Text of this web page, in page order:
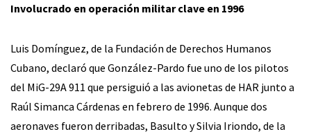
Involucrado en operación militar clave en 1996
Luis Domínguez, de la Fundación de Derechos Humanos
Cubano, declaró que González-Pardo fue uno de los pilotos
del MiG-29A 911 que persiguió a las avionetas de HAR junto a
Raúl Simanca Cárdenas en febrero de 1996. Aunque dos
aeronaves fueron derribadas, Basulto y Silvia Iriondo, de la